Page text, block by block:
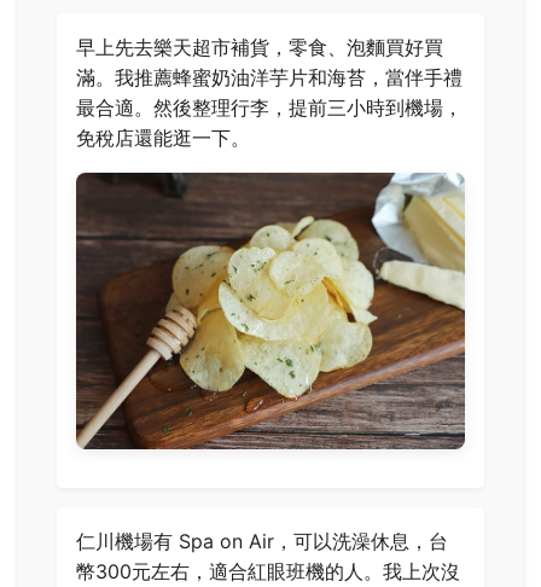
早上先去樂天超市補貨，零食、泡麵買好買
滿。我推薦蜂蜜奶油洋芋片和海苔，當伴手禮
最合適。然後整理行李，提前三小時到機場，
免稅店還能逛一下。
仁川機場有 Spa on Air，可以洗澡休息，台
幣300元左右，適合紅眼班機的人。我上次沒